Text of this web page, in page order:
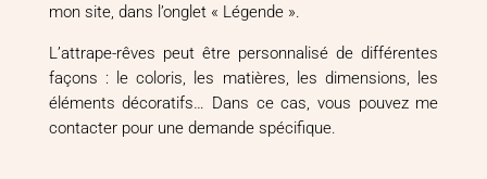
mon site, dans l’onglet « Légende ».
L’attrape-rêves peut être personnalisé de différentes
façons : le coloris, les matières, les dimensions, les
éléments décoratifs… Dans ce cas, vous pouvez me
contacter pour une demande spécifique.